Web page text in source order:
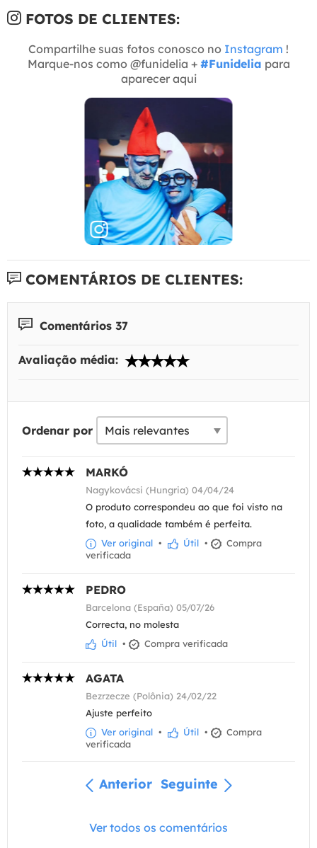
FOTOS DE CLIENTES:
Compartilhe suas fotos conosco no Instagram !
Marque-nos como @funidelia + #Funidelia para
aparecer aqui
COMENTÁRIOS DE CLIENTES:
Comentários 37
Avaliação média:
Ordenar por
MARKÓ
Nagykovácsi (Hungria) 04/04/24
O produto correspondeu ao que foi visto na
foto, a qualidade também é perfeita.
Ver original • Útil •
Compra
verificada
PEDRO
Barcelona (España) 05/07/26
Correcta, no molesta
Útil • Compra verificada
AGATA
Bezrzecze (Polônia) 24/02/22
Ajuste perfeito
Ver original • Útil •
Compra
verificada
Anterior Seguinte
Ver todos os comentários